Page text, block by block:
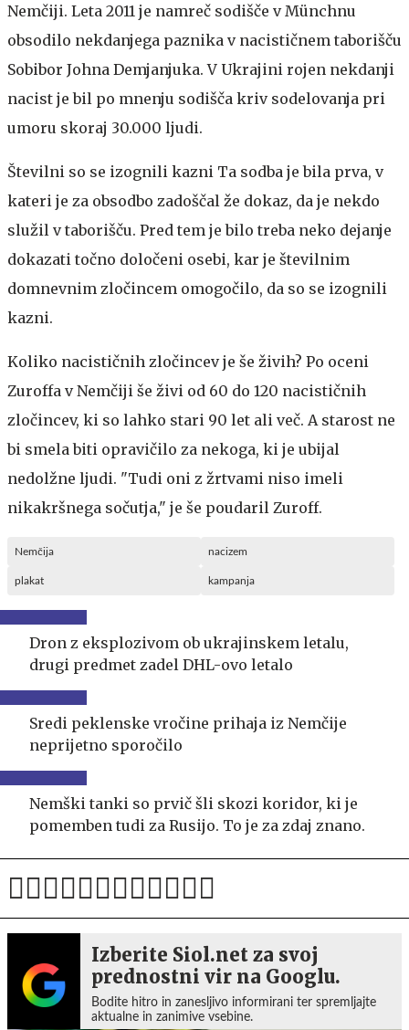
Nemčiji. Leta 2011 je namreč sodišče v Münchnu
obsodilo nekdanjega paznika v nacističnem taborišču
Sobibor Johna Demjanjuka. V Ukrajini rojen nekdanji
nacist je bil po mnenju sodišča kriv sodelovanja pri
umoru skoraj 30.000 ljudi.
Številni so se izognili kazni Ta sodba je bila prva, v
kateri je za obsodbo zadoščal že dokaz, da je nekdo
služil v taborišču. Pred tem je bilo treba neko dejanje
dokazati točno določeni osebi, kar je številnim
domnevnim zločincem omogočilo, da so se izognili
kazni.
Koliko nacističnih zločincev je še živih? Po oceni
Zuroffa v Nemčiji še živi od 60 do 120 nacističnih
zločincev, ki so lahko stari 90 let ali več. A starost ne
bi smela biti opravičilo za nekoga, ki je ubijal
nedolžne ljudi. "Tudi oni z žrtvami niso imeli
nikakršnega sočutja," je še poudaril Zuroff.
Nemčija nacizem
plakat kampanja
Dron z eksplozivom ob ukrajinskem letalu,
drugi predmet zadel DHL-ovo letalo
Sredi peklenske vročine prihaja iz Nemčije
neprijetno sporočilo
Nemški tanki so prvič šli skozi koridor, ki je
pomemben tudi za Rusijo. To je za zdaj znano.
Izberite Siol.net za svoj
prednostni vir na Googlu.
Bodite hitro in zanesljivo informirani ter spremljajte
aktualne in zanimive vsebine.